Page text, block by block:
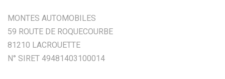
MONTES AUTOMOBILES
59 ROUTE DE ROQUECOURBE
81210 LACROUETTE
N° SIRET 49481403100014